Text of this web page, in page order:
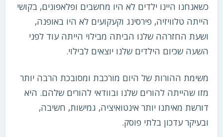
כשאנחנו היינו ילדים לא היו מחשבים ופלאפונים, בקושי
הייתה טלוויזיה, פירסינג וקעקועים לא היו באופנה,
ושעת החזרהה שלנו הביתה מבילוי הייתה עוד לפני
השעה שכיום הילדים שלנו יוצאים לבילוי.
משימת ההורות של היום מורכבת ומסובכת הרבה יותר
מזו שהייתה להורים שלנו ובוודאי להורים שלהם. היא
דורשת מאיתנו יותר אינטואיציה, גמישות, חשיבה,
ובעיקר עדכון בלתי פוסק.